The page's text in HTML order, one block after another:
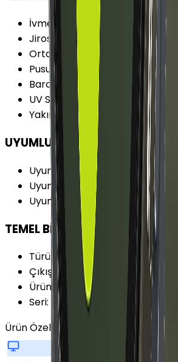
İvmeölçer
Jiroskop
Var
Ortam Işığı Sensörü
Var
Pusula
Var
Barometre
UV Sensörü
Yok
Yakınlık Sensörü
UYUMLULUK
Uyumlu İşletim Sistemi : Android
Uyumlu İşl. Sis. Versiyonu
Uyumlu En Az Bellek Miktarı
TEMEL BİLGİLER
Türü: Akıllı Saat
Çıkış Yılı
2023
Ürün Ailesi
Samsung Galaxy
Seri: Galaxy Watch 6
Ürün Özellikleri